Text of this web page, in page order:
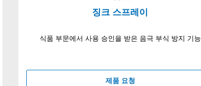
징크 스프레이
식품 부문에서 사용 승인을 받은 음극 부식 방지 기능
제품 요청